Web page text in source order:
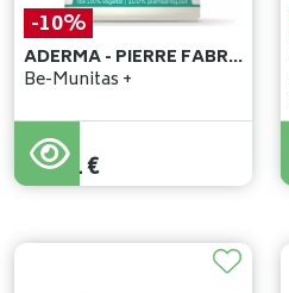
-10%
ADERMA - PIERRE FABRE BENELUX
Be-Munitas +
29,90
26,91€